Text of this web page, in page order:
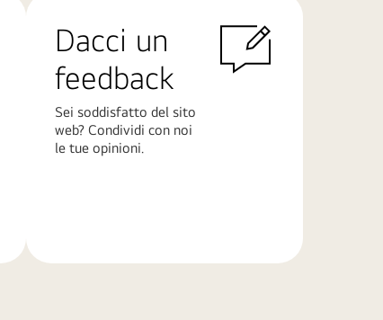
Dacci un
feedback
Sei soddisfatto del sito
web? Condividi con noi
le tue opinioni.